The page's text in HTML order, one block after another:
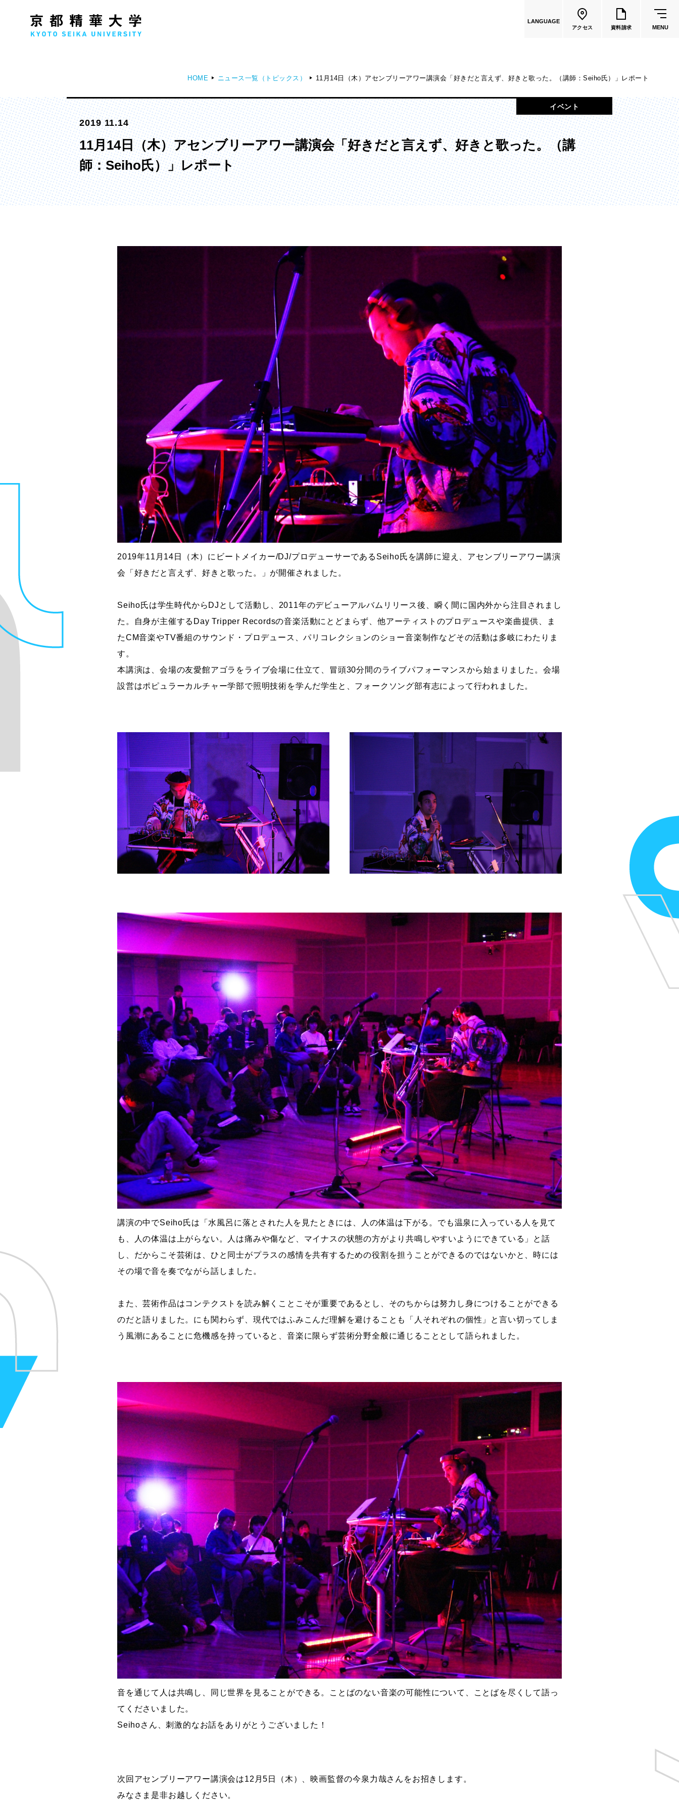
LANGUAGE
アクセス 資料請求 MENU
人文学部
歴史コース
文学コース
社会コース
国際文化コース
国際日本学コース
メディア表現学部
メディア表現学科
芸術学部
造形学科
新世代マンガコース
キャラクターデザインコース
アニメーションコース
人文学研究科
共通教育
教員一覧
国際文化学部
（2026年度募集停止）
カートゥーンコース
HOME ニュース一覧（トピックス） 11月14日（木）アセンブリーアワー講演会「好きだと言えず、好きと歌った。（講師：Seiho氏）」レポート
イベント
2019 11.14
11月14日（木）アセンブリーアワー講演会「好きだと言えず、好きと歌った。（講
師：Seiho氏）」レポート
2019年11月14日（木）にビートメイカー/DJ/プロデューサーであるSeiho氏を講師に迎え、アセンブリーアワー講演
会「好きだと言えず、好きと歌った。」が開催されました。
Seiho氏は学生時代からDJとして活動し、2011年のデビューアルバムリリース後、瞬く間に国内外から注目されまし
た。自身が主催するDay Tripper Recordsの音楽活動にとどまらず、他アーティストのプロデュースや楽曲提供、ま
たCM音楽やTV番組のサウンド・プロデュース、パリコレクションのショー音楽制作などその活動は多岐にわたりま
す。
本講演は、会場の友愛館アゴラをライブ会場に仕立て、冒頭30分間のライブパフォーマンスから始まりました。会場
設営はポピュラーカルチャー学部で照明技術を学んだ学生と、フォークソング部有志によって行われました。
講演の中でSeiho氏は「水風呂に落とされた人を見たときには、人の体温は下がる。でも温泉に入っている人を見て
も、人の体温は上がらない。人は痛みや傷など、マイナスの状態の方がより共鳴しやすいようにできている」と話
し、だからこそ芸術は、ひと同士がプラスの感情を共有するための役割を担うことができるのではないかと、時には
その場で音を奏でながら話しました。
また、芸術作品はコンテクストを読み解くことこそが重要であるとし、そのちからは努力し身につけることができる
のだと語りました。にも関わらず、現代ではふみこんだ理解を避けることも「人それぞれの個性」と言い切ってしま
う風潮にあることに危機感を持っていると、音楽に限らず芸術分野全般に通じることとして語られました。
音を通じて人は共鳴し、同じ世界を見ることができる。ことばのない音楽の可能性について、ことばを尽くして語っ
てくださいました。
Seihoさん、刺激的なお話をありがとうございました！
次回アセンブリーアワー講演会は12月5日（木）、映画監督の今泉力哉さんをお招きします。
みなさま是非お越しください。